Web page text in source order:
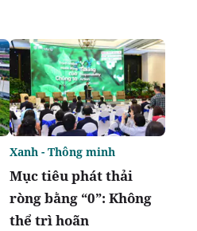
Mục tiêu phát thải
ròng bằng “0”: Không
thể trì hoãn
Xanh - Thông minh